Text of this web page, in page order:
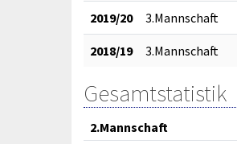
2019/20 3.Mannschaft
2018/19 3.Mannschaft
Gesamtstatistik
2.Mannschaft